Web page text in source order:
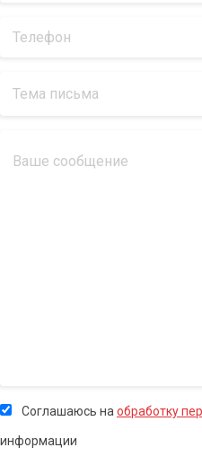
Соглашаюсь на обработку
информации